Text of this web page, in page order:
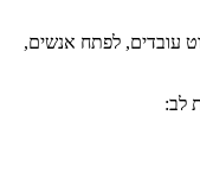
עובדים, לפתח אנשים,
לב: